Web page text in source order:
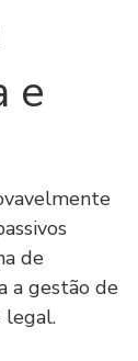
e
de
a gestão de
legal.